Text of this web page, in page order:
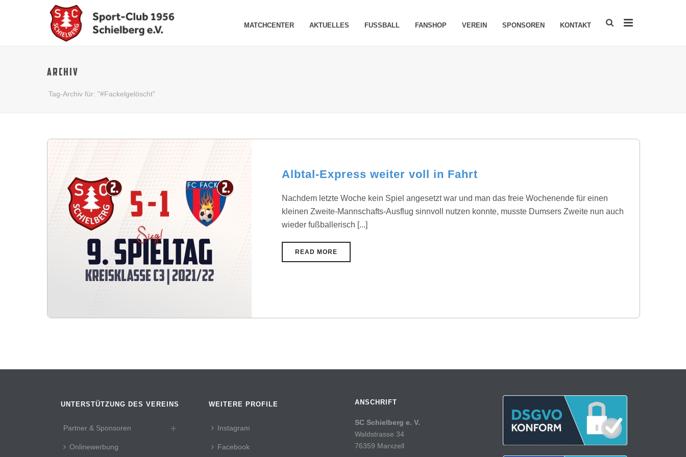
MATCHCENTER AKTUELLES FUSSBALL FANSHOP VEREIN SPONSOREN KONTAKT
ARCHIV
Tag-Archiv für: "#Fackelgelöscht"
Albtal-Express weiter voll in Fahrt
Nachdem letzte Woche kein Spiel angesetzt war und man das freie Wochenende für einen
kleinen Zweite-Mannschafts-Ausflug sinnvoll nutzen konnte, musste Dumsers Zweite nun auch
wieder fußballerisch [...]
READ MORE
UNTERSTÜTZUNG DES VEREINS
Partner & Sponsoren
Onlinewerbung
WEITERE PROFILE
Instagram
Facebook
ANSCHRIFT
SC Schielberg e. V.
Waldstrasse 34
76359 Marxzell